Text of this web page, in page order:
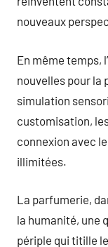
nouveaux
En même temps,
nouvelles pour la
simulation
customisation,
connexion avec
illimitées.
La parfumerie,
la humanité, une
périple qui titille